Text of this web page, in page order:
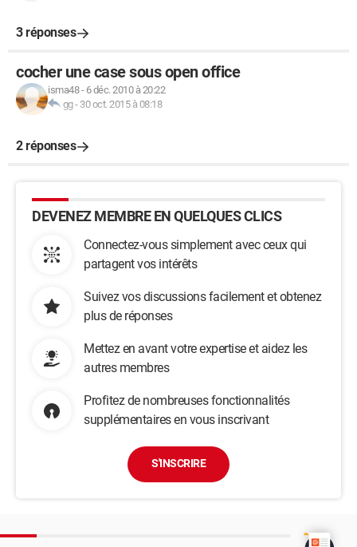
3 réponses
cocher une case sous open office
isma48- 6 déc. 2010 à 20:22
gg- 30 oct. 2015 à 08:18
2 réponses
DEVENEZ MEMBRE EN QUELQUES CLICS
Connectez-vous simplement avec ceux qui
partagent vos intérêts
Suivez vos discussions facilement et obtenez
plus de réponses
Mettez en avant votre expertise et aidez les
autres membres
Profitez de nombreuses fonctionnalités
supplémentaires en vous inscrivant
S'INSCRIRE